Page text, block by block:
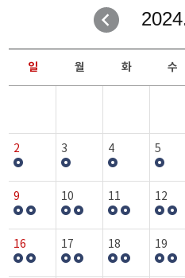
일 월 화 수
2 3 4 5
9 10 11 12
16 17 18 19